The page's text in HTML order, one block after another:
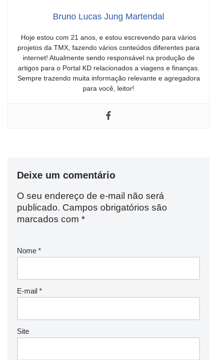
Bruno Lucas Jung Martendal
Hoje estou com 21 anos, e estou escrevendo para vários
projetos da TMX, fazendo vários conteúdos diferentes para
internet! Atualmente sendo responsável na produção de
artigos para o Portal KD relacionados a viagens e finanças.
Sempre trazendo muita informação relevante e agregadora
para você, leitor!
Deixe um comentário
O seu endereço de e-mail não será
publicado. Campos obrigatórios são
marcados com *
Nome *
E-mail *
Site